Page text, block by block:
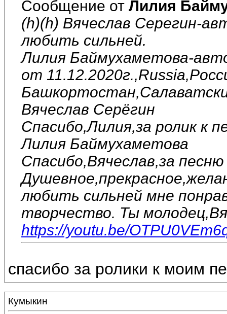
Сообщение от Лилия
(h)(h) Вячеслав Серегин-
любить сильней.
Лилия Баймухаметова-
от
Вячеслав Серёгин
Спасибо,Лилия,за ролик к
Лилия Баймухаметова
Спасибо,Вячеслав,за песню
любить сильней мне
творчество. Ты
https://youtu.be/
спасибо за ролики к моим
Кумыкин